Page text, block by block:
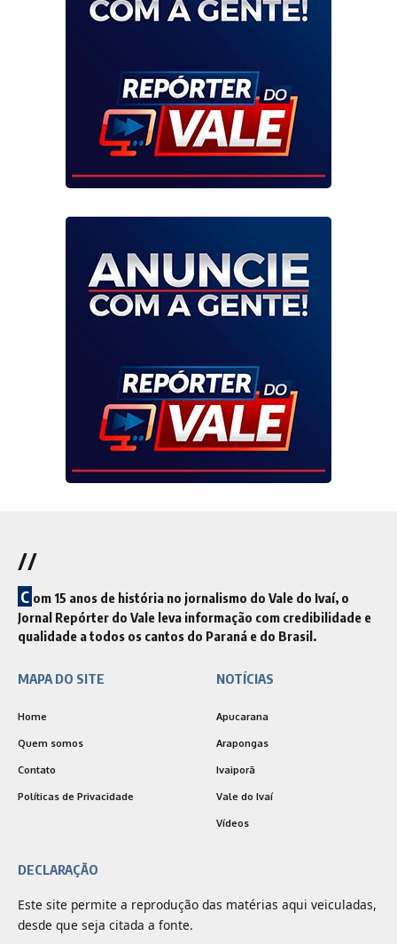
//
C om 15 anos de história no jornalismo do Vale do Ivaí, o
Jornal Repórter do Vale leva informação com credibilidade e
qualidade a todos os cantos do Paraná e do Brasil.
MAPA DO SITE
Home
Quem somos
Contato
Políticas de Privacidade
NOTÍCIAS
Apucarana
Arapongas
Ivaiporã
Vale do Ivaí
Vídeos
DECLARAÇÃO
Este site permite a reprodução das matérias aqui veiculadas,
desde que seja citada a fonte.